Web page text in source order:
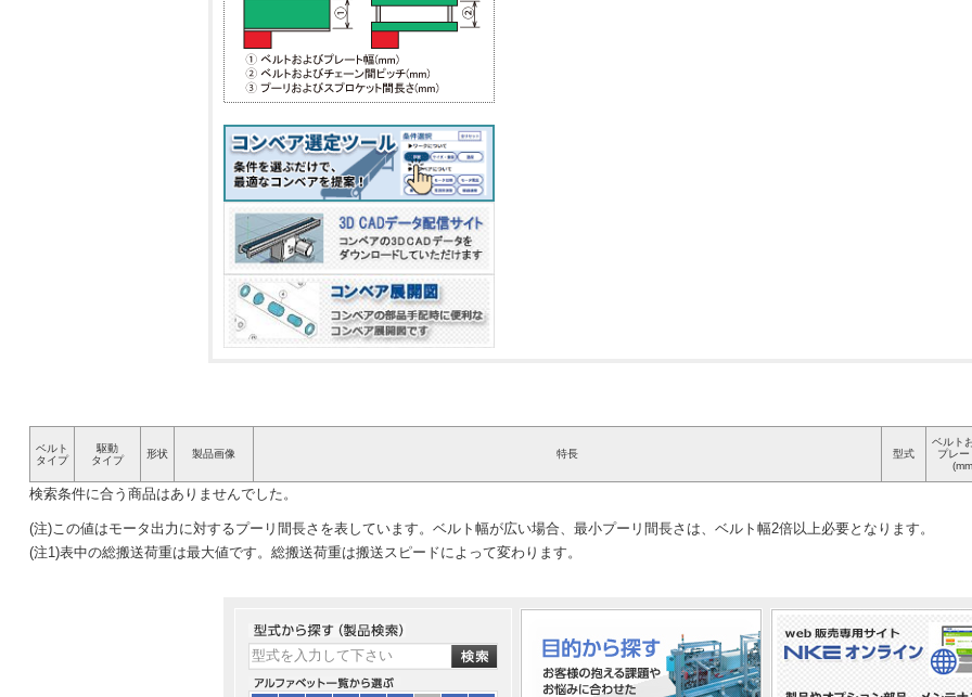
ベルト
タイプ
駆動
タイプ
形状 製品画像 特長 型式
ベルト
プレ
検索条件に合う商品はありませんでした。
(注)この値はモータ出力に対するプーリ間長さを表しています。ベルト幅が広い場合、最小プーリ間長さは、ベルト幅2倍以上必要となります。
(注1)表中の総搬送荷重は最大値です。総搬送荷重は搬送スピードによって変わります。